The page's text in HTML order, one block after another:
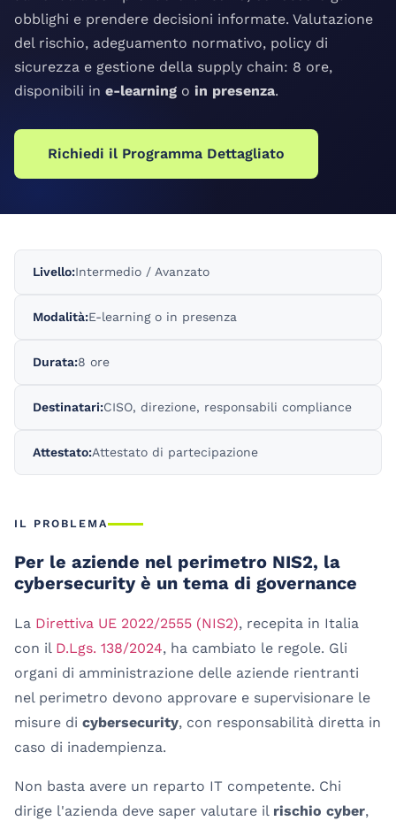
obblighi e prendere decisioni informate. Valutazione
del rischio, adeguamento normativo, policy di
sicurezza e gestione della supply chain: 8 ore,
disponibili in e-learning o in presenza.
Richiedi il Programma Dettagliato
Livello:Intermedio / Avanzato
Modalità:E-learning o in presenza
Durata:8 ore
Destinatari:CISO, direzione, responsabili compliance
Attestato:Attestato di partecipazione
IL PROBLEMA
Per le aziende nel perimetro NIS2, la
cybersecurity è un tema di governance
La Direttiva UE 2022/2555 (NIS2), recepita in Italia
con il D.Lgs. 138/2024, ha cambiato le regole. Gli
organi di amministrazione delle aziende rientranti
nel perimetro devono approvare e supervisionare le
misure di cybersecurity, con responsabilità diretta in
caso di inadempienza.
Non basta avere un reparto IT competente. Chi
dirige l'azienda deve saper valutare il rischio cyber,